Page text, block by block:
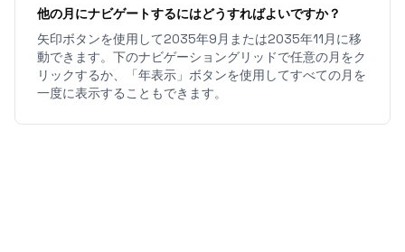
他の月にナビゲートするにはどうすればよいですか？
矢印ボタンを使用して2035年9月または2035年11月に移
動できます。下のナビゲーショングリッドで任意の月をク
リックするか、「年表示」ボタンを使用してすべての月を
一度に表示することもできます。